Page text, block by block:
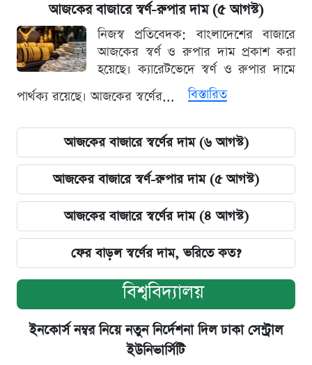
আজকের বাজারে স্বর্ণ-রুপার দাম (৫ আগস্ট)
নিজস্ব প্রতিবেদক: বাংলাদেশের বাজারে
আজকের স্বর্ণ ও রুপার দাম প্রকাশ করা
হয়েছে। ক্যারেটভেদে স্বর্ণ ও রুপার দামে
পার্থক্য রয়েছে। আজকের স্বর্ণের...
বিস্তারিত
আজকের বাজারে স্বর্ণের দাম (৬ আগস্ট)
আজকের বাজারে স্বর্ণ-রুপার দাম (৫ আগস্ট)
আজকের বাজারে স্বর্ণের দাম (৪ আগস্ট)
ফের বাড়ল স্বর্ণের দাম, ভরিতে কত?
বিশ্ববিদ্যালয়
ইনকোর্স নম্বর নিয়ে নতুন নির্দেশনা দিল ঢাকা সেন্ট্রাল
ইউনিভার্সিটি